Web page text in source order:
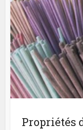
Propriétés